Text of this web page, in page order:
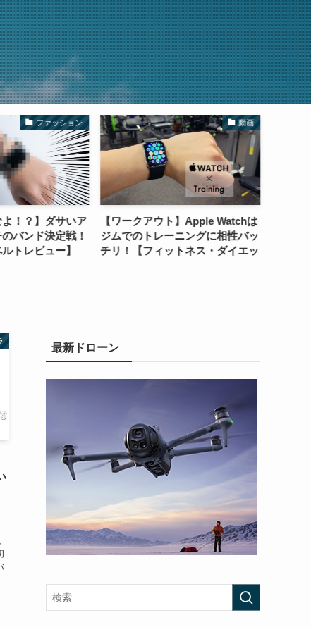
ファッション
よ！？】ダサいア
バンド決定戦！
トレビュー】
動画
【ワークアウト】Apple Watchは
ジムでのトレーニングに相性バッ
チリ！【フィットネス・ダイエッ
最新ドローン